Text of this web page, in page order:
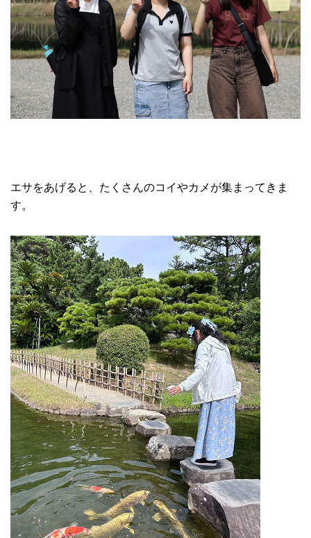
エサをあげると、たくさんのコイやカメが集まってきま
す。